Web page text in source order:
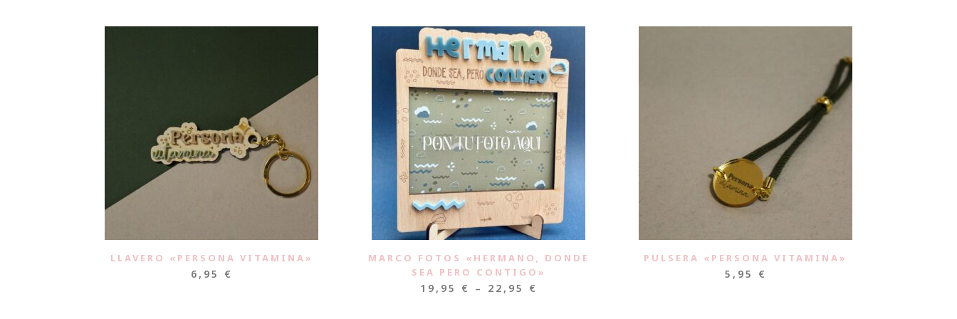
LLAVERO «PERSONA VITAMINA»
6,95 €
MARCO FOTOS «HERMANO, DONDE
SEA PERO CONTIGO»
19,95 € – 22,95 €
PULSERA «PERSONA VITAMINA»
5,95 €